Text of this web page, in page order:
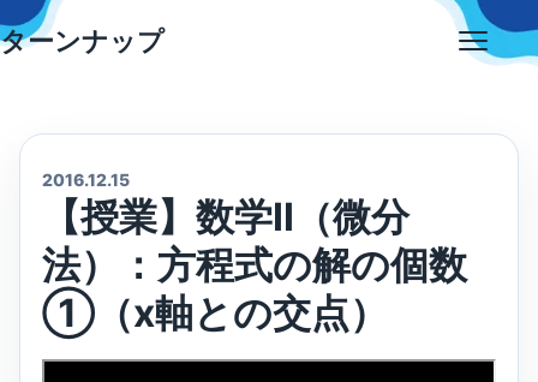
Skip
to
ターンナップ
2016.12.15
【授業】数学Ⅱ（微分
法）：方程式の解の個数
①（x軸との交点）